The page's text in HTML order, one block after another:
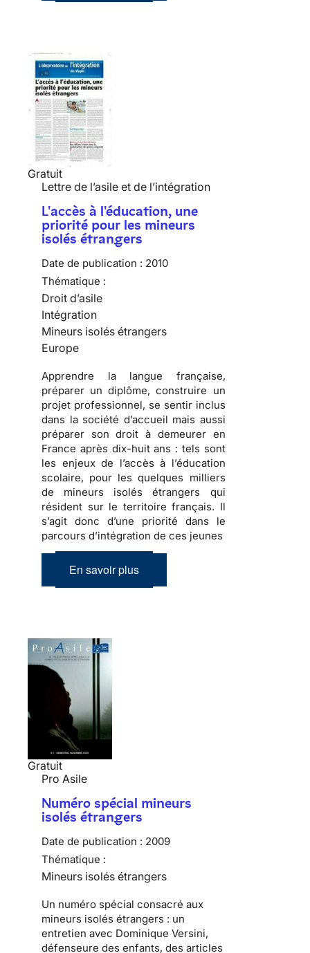
Gratuit
Lettre de l’asile et de l’intégration
L'accès à l'éducation, une
priorité pour les mineurs
isolés étrangers
Date de publication : 2010
Thématique :
Droit d’asile
Intégration
Mineurs isolés étrangers
Europe
Apprendre la langue française,
préparer un diplôme,construire un
projet professionnel, se sentir inclus
dans la société d’accueil mais aussi
préparer son droit à demeurer en
France après dix-huit ans : tels sont
les enjeux de l’accès à l’éducation
scolaire, pour les quelques milliers
de mineurs isolés étrangers qui
résident sur le territoire français. Il
s’agit donc d’une priorité dans le
parcours d’intégration de ces jeunes
En savoir plus
Gratuit
Pro Asile
Numéro spécial mineurs
isolés étrangers
Date de publication : 2009
Thématique :
Mineurs isolés étrangers
Un numéro spécial consacré aux
mineurs isolés étrangers : un
entretien avec Dominique Versini,
défenseure des enfants, des articles